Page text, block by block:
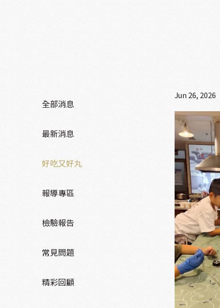
全部消息
最新消息
好吃又好丸
報導專區
檢驗報告
常見問題
精彩回顧
Jun 26, 2026